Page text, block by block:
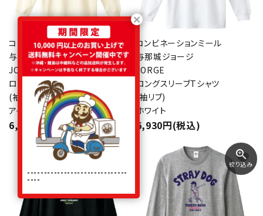
コンビネーションミール
与那城ジョージ
JORGE
ロングスリーブTシャツ
(袖リブ)
アイボリー
6,930円(税込)
コンビネーションミール
与那城ジョージ
JORGE
ロングスリーブTシャツ
(袖リブ)
ホワイト
6,930円(税込)
favorite
zoom_in
絞り込み
------------------------------
----